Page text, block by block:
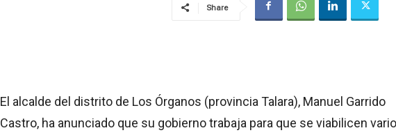
Share
El alcalde del distrito de Los Órganos (provincia Talara), Manuel Garrido
Castro, ha anunciado que su gobierno trabaja para que se viabilicen